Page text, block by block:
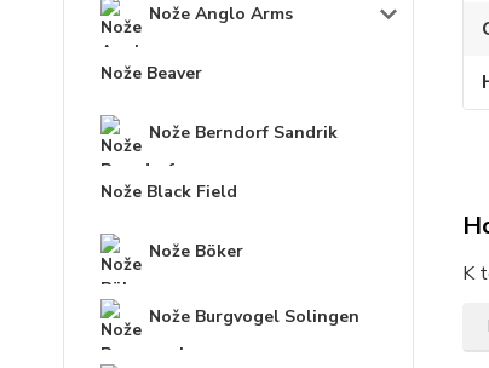
Nože Anglo Arms
Nože Beaver
Nože Berndorf Sandrik
Nože Black Field
Nože Böker
Nože Burgvogel Solingen
K